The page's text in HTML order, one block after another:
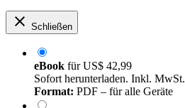
Schließen
eBook fürUS$ 42,99
Sofort herunterladen. Inkl. MwSt.
Format: PDF – für alle Geräte